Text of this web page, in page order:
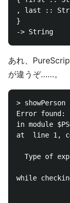
, last ::
}
あれ、
が違うぞ……。
>
Error found:
in module
at  line 1,
Type of
while